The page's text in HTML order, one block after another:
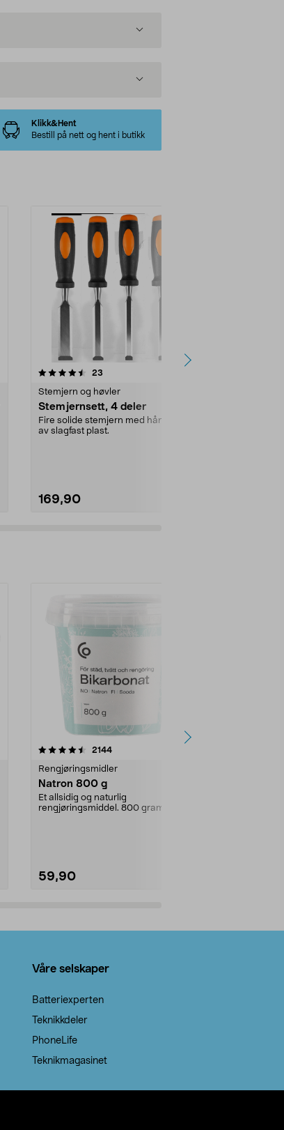
Klikk&Hent
Bestill på nett og hent i butikk
23
Stemjern og høvler
Stemjernsett, 4 deler
Fire solide stemjern med håndtak
av slagfast plast.
169,90
0.0 av 5 stjerner
2144anmeldelser
Rengjøringsmidler
Natron 800 g
Et allsidig og naturlig
rengjøringsmiddel. 800 gram
59,90
4.0av 5 stjerner
Våre selskaper
Batteriexperten
Teknikkdeler
PhoneLife
Teknikmagasinet